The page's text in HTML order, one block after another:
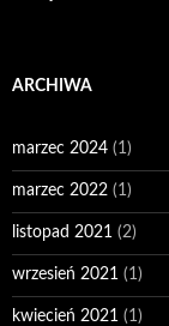
ARCHIWA
marzec 2024 (1)
marzec 2022 (1)
listopad 2021 (2)
wrzesień 2021 (1)
kwiecień 2021 (1)